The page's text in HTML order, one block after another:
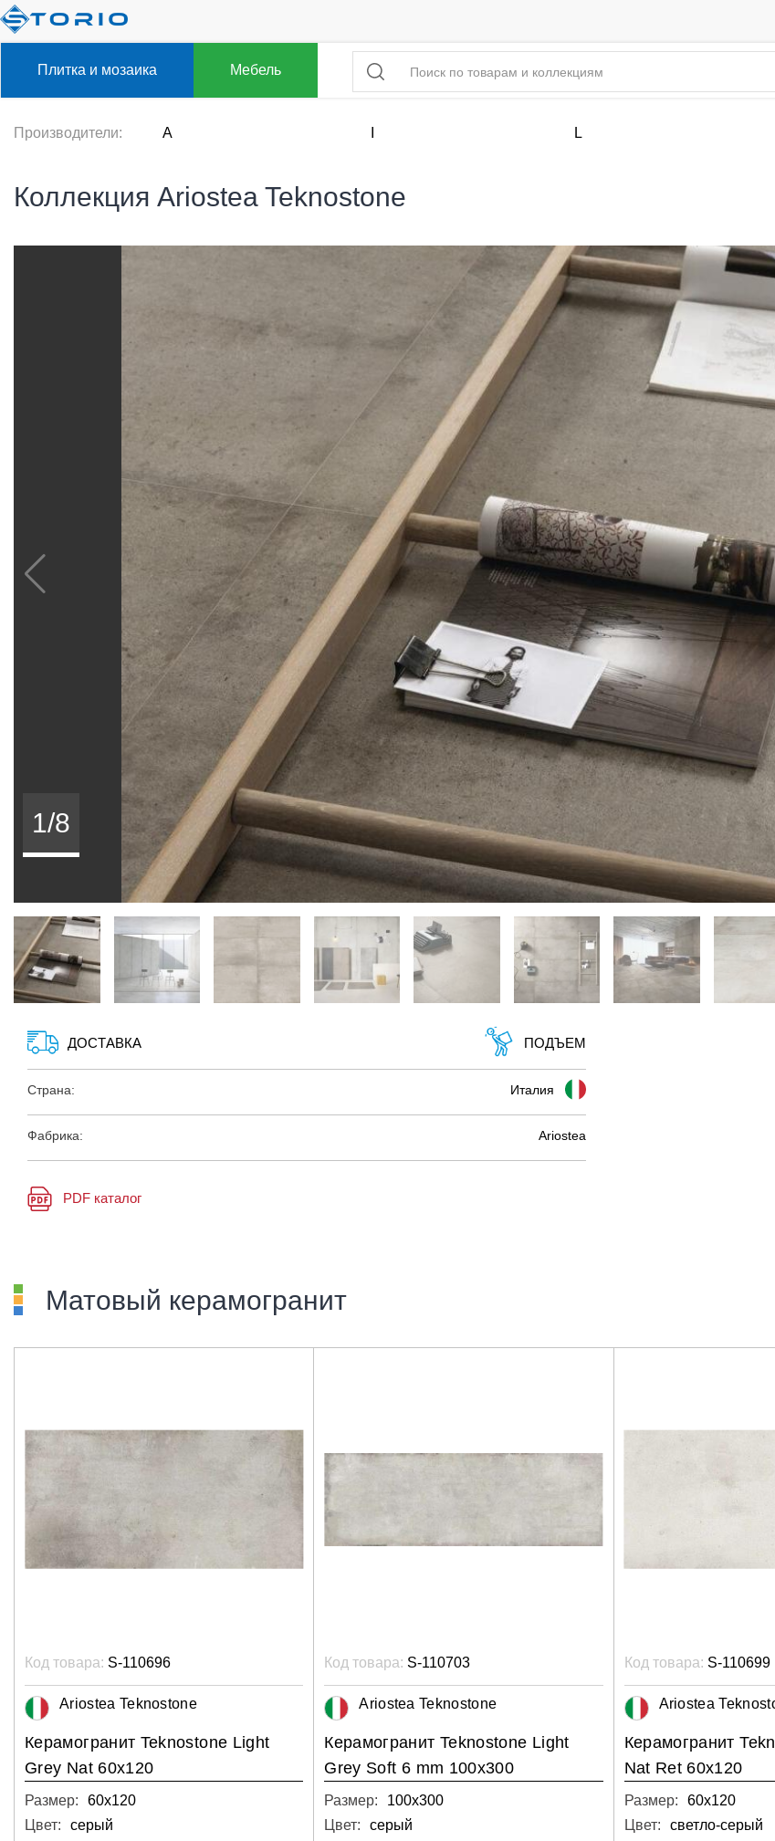
Плитка и мозаика Мебель
Производители: A L
Коллекция Ariostea Teknostone
1/8
ДОСТАВКА ПОДЪЕМ
Страна: Италия
Фабрика: Ariostea
PDF каталог
Матовый керамогранит
Код товара: S-110696
Ariostea Teknostone
Керамогранит Teknostone Light
Grey Nat 60х120
Размер:
60х120
Цвет:
серый
Код товара: S-110703
Ariostea Teknostone
Керамогранит Teknostone Light
Grey Soft 6 mm 100x300
Размер:
100х300
Цвет:
серый
Код товара: S-110699
Ariostea
Керамогранит
Nat Ret 60х120
Размер:
60х120
Цвет:
светло-серый